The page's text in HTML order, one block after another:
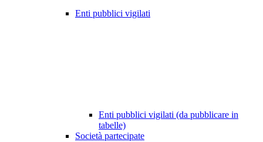
Enti pubblici vigilati
Enti pubblici vigilati (da pubblicare in
tabelle)
Società partecipate